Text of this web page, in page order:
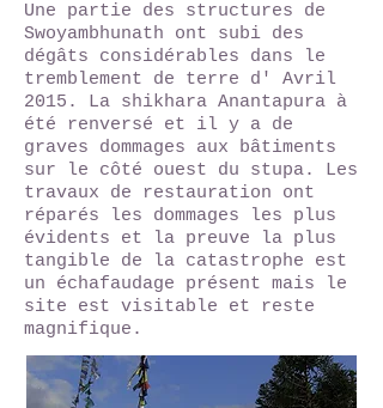
Une partie des structures de
Swoyambhunath ont subi des
dégâts considérables dans le
tremblement de terre d' Avril
2015. La shikhara Anantapura à
été renversé et il y a de
graves dommages aux bâtiments
sur le côté ouest du stupa. Les
travaux de restauration ont
réparés les dommages les plus
évidents et la preuve la plus
tangible de la catastrophe est
un échafaudage présent mais le
site est visitable et reste
magnifique.